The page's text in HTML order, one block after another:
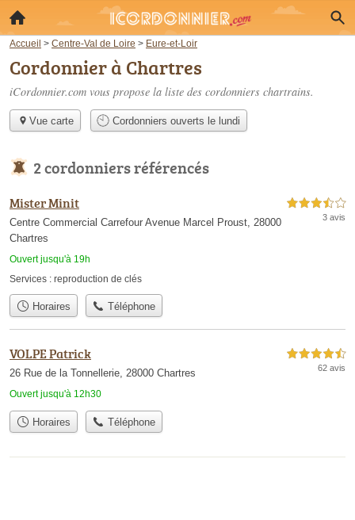
Accueil > Centre-Val de Loire > Eure-et-Loir
Cordonnier à Chartres
iCordonnier.com vous propose la liste des cordonniers chartrains.
Vue carte Cordonniers ouverts le lundi
2 cordonniers référencés
Mister Minit
Centre Commercial Carrefour Avenue Marcel Proust, 28000
Chartres
Ouvert jusqu'à 19h
3,5 étoiles sur 5
3 avis
Services : reproduction de clés
Horaires Téléphone
VOLPE Patrick
26 Rue de la Tonnellerie, 28000 Chartres
Ouvert jusqu'à 12h30
4,5 étoiles sur 5
62 avis
Horaires Téléphone